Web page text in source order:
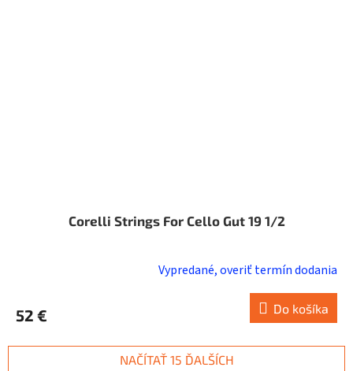
Corelli Strings For Cello Gut 19 1/2
Vypredané, overiť termín dodania
52 € Do košíka
NAČÍTAŤ 15 ĎALŠÍCH